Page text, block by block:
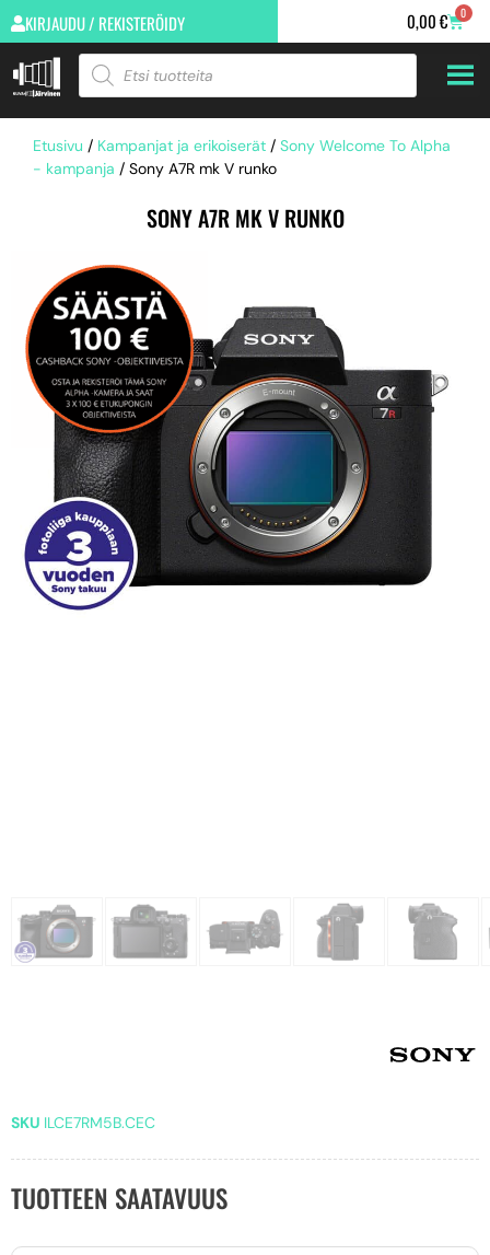
KIRJAUDU / REKISTERÖIDY 0,00€ 0
Etusivu / Kampanjat ja erikoiserät / Sony Welcome To Alpha
- kampanja / Sony A7R mk V runko
SONY A7R MK V RUNKO
SKU ILCE7RM5B.CEC
TUOTTEEN SAATAVUUS